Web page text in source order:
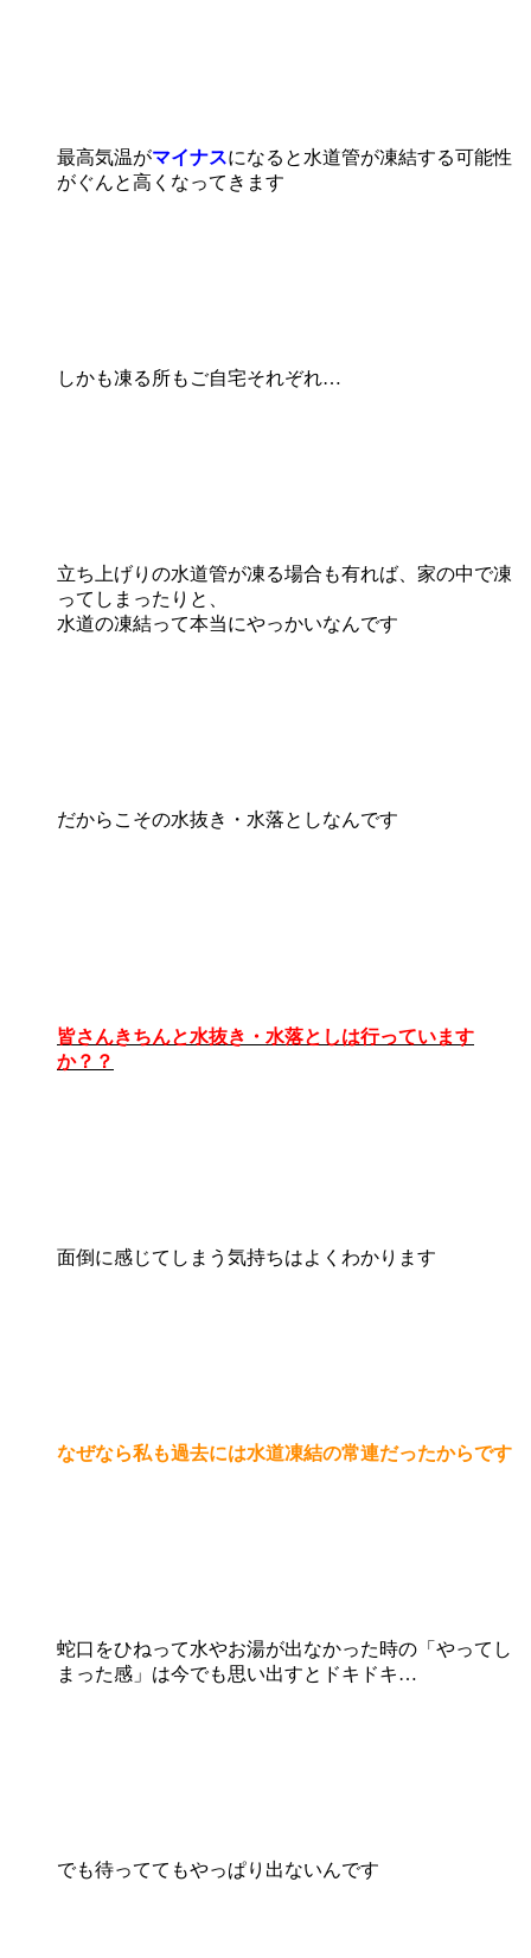
最高気温がマイナスになると水道管が凍結する可能性
がぐんと高くなってきます
しかも凍る所もご自宅それぞれ…
立ち上げりの水道管が凍る場合も有れば、家の中で凍
ってしまったりと、
水道の凍結って本当にやっかいなんです
だからこその水抜き・水落としなんです
皆さんきちんと水抜き・水落としは行っています
か？？
面倒に感じてしまう気持ちはよくわかります
なぜなら私も過去には水道凍結の常連だったからです
蛇口をひねって水やお湯が出なかった時の「やってし
まった感」は今でも思い出すとドキドキ…
でも待っててもやっぱり出ないんです